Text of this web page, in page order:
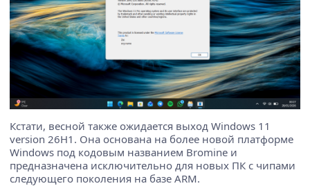
Кстати, весной также ожидается выход Windows 11
version 26H1. Она основана на более новой платформе
Windows под кодовым названием Bromine и
предназначена исключительно для новых ПК с чипами
следующего поколения на базе ARM.